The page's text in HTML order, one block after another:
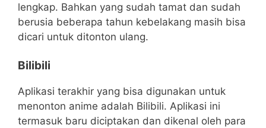
lengkap. Bahkan yang sudah tamat dan sudah
berusia beberapa tahun kebelakang masih bisa
dicari untuk ditonton ulang.
Bilibili
Aplikasi terakhir yang bisa digunakan untuk
menonton anime adalah Bilibili. Aplikasi ini
termasuk baru diciptakan dan dikenal oleh para